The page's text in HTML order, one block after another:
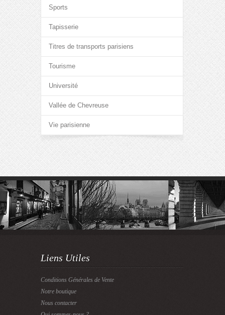
Sports
Tapisserie
Titres de transports parisiens
Tourisme
Université
Vallée de Chevreuse
Vie parisienne
Liens Utiles
Conditions Générales de Vente
Notre boutique
Nous contacter